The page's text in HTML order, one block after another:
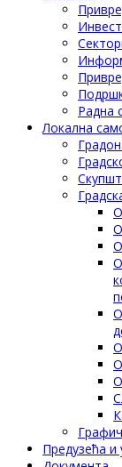
Радна
Локална
Предузећа и